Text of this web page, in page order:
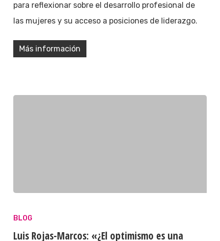
para reflexionar sobre el desarrollo profesional de
las mujeres y su acceso a posiciones de liderazgo.
Más información
BLOG
Luis Rojas-Marcos: «¿El optimismo es una